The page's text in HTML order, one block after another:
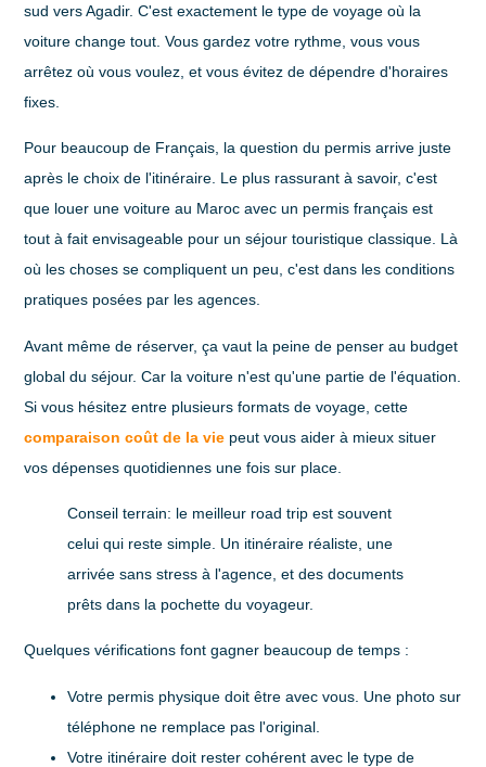
sud vers Agadir. C'est exactement le type de voyage où la
voiture change tout. Vous gardez votre rythme, vous vous
arrêtez où vous voulez, et vous évitez de dépendre d'horaires
fixes.
Pour beaucoup de Français, la question du permis arrive juste
après le choix de l'itinéraire. Le plus rassurant à savoir, c'est
que louer une voiture au Maroc avec un permis français est
tout à fait envisageable pour un séjour touristique classique. Là
où les choses se compliquent un peu, c'est dans les conditions
pratiques posées par les agences.
Avant même de réserver, ça vaut la peine de penser au budget
global du séjour. Car la voiture n'est qu'une partie de l'équation.
Si vous hésitez entre plusieurs formats de voyage, cette
comparaison coût de la vie peut vous aider à mieux situer
vos dépenses quotidiennes une fois sur place.
Conseil terrain: le meilleur road trip est souvent
celui qui reste simple. Un itinéraire réaliste, une
arrivée sans stress à l'agence, et des documents
prêts dans la pochette du voyageur.
Quelques vérifications font gagner beaucoup de temps :
Votre permis physique doit être avec vous. Une photo sur
téléphone ne remplace pas l'original.
Votre itinéraire doit rester cohérent avec le type de